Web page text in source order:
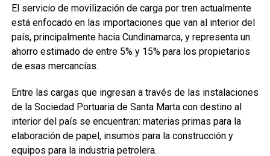
El servicio de movilización de carga por tren actualmente
está enfocado en las importaciones que van al interior del
país, principalmente hacia Cundinamarca, y representa un
ahorro estimado de entre 5% y 15% para los propietarios
de esas mercancías.
Entre las cargas que ingresan a través de las instalaciones
de la Sociedad Portuaria de Santa Marta con destino al
interior del país se encuentran: materias primas para la
elaboración de papel, insumos para la construcción y
equipos para la industria petrolera.